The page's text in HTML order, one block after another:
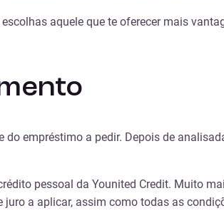
aquele que te oferecer mais
empréstimo a pedir. Depois de
pessoal da Younited Credit. Muito
a aplicar, assim como todas as